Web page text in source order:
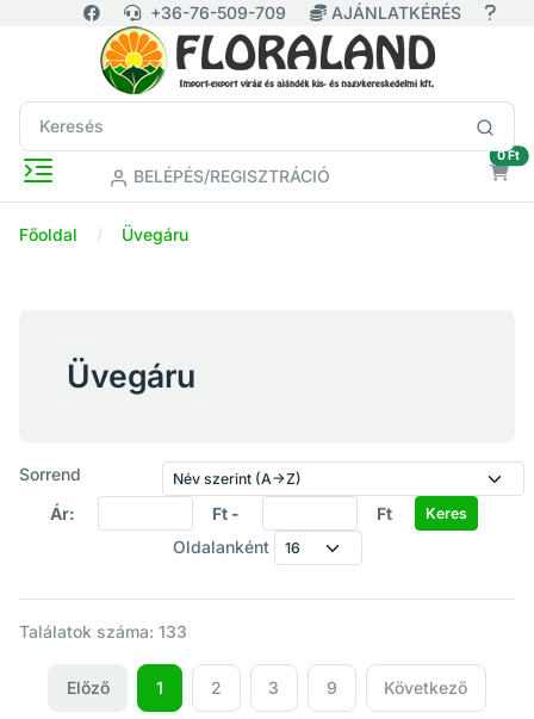
+36-76-509-709 AJÁNLATKÉRÉS
BELÉPÉS/REGISZTRÁCIÓ
0 Ft
Főoldal Üvegáru
Üvegáru
Sorrend
Ár:
Ft -
Ft
Oldalanként
Találatok száma: 133
Előző 1 2 3 9 Következő